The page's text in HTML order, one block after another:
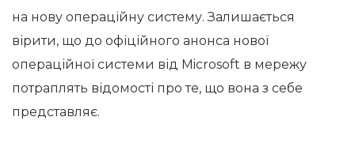
на нову операційну систему. Залишається
вірити, що до офіційного анонса нової
операційної системи від Microsoft в мережу
потраплять відомості про те, що вона з себе
представляє.